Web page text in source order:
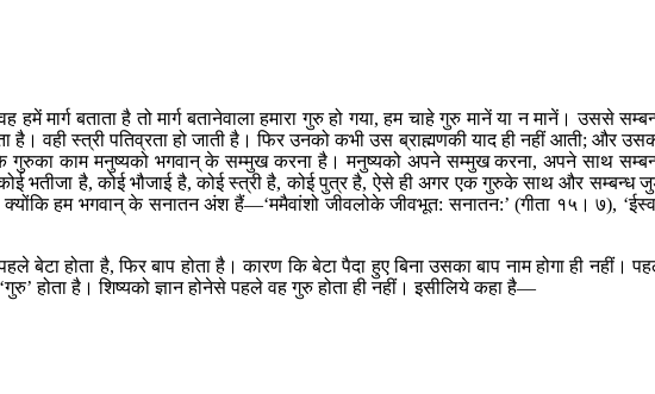
मार्ग बताता है तो मार्ग बतानेवाला हमारा गुरु हो गया, हम चाहे गुरु मानें या न मानें। उससे
वही स्त्री पतिव्रता हो जाती है। फिर उनको कभी उस ब्राह्मणकी याद ही नहीं आती; और
गुरुका काम मनुष्यको भगवान् के सम्मुख करना है। मनुष्यको अपने सम्मुख करना, अपने साथ
भतीजा है, कोई भौजाई है, कोई स्त्री है, कोई पुत्र है, ऐसे ही अगर एक गुरुके साथ और सम्बन्ध
हम भगवान् के सनातन अंश हैं—‘ममैवांशो जीवलोके जीवभूत: सनातन:’ (गीता १५। ७),
बेटा होता है, फिर बाप होता है। कारण कि बेटा पैदा हुए बिना उसका बाप नाम होगा ही नहीं।
होता है। शिष्यको ज्ञान होनेसे पहले वह गुरु होता ही नहीं। इसीलिये कहा है—